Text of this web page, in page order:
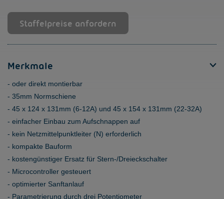
Staffelpreise anfordern
Merkmale
oder direkt montierbar
35mm Normschiene
45 x 124 x 131mm (6-12A) und 45 x 154 x 131mm (22-32A)
einfacher Einbau zum Aufschnappen auf
kein Netzmittelpunktleiter (N) erforderlich
kompakte Bauform
kostengünstiger Ersatz für Stern-/Dreieckschalter
Microcontroller gesteuert
optimierter Sanftanlauf
Parametrierung durch drei Potentiometer